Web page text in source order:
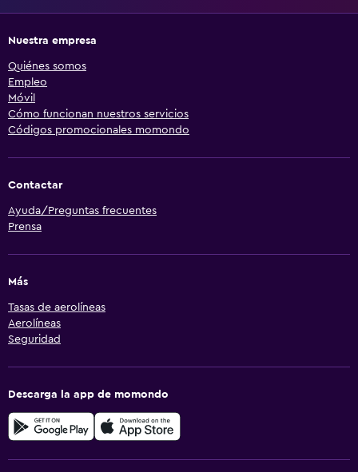
Nuestra empresa
Quiénes somos
Empleo
Móvil
Cómo funcionan nuestros servicios
Códigos promocionales momondo
Contactar
Ayuda/Preguntas frecuentes
Prensa
Más
Tasas de aerolíneas
Aerolíneas
Seguridad
Descarga la app de momondo